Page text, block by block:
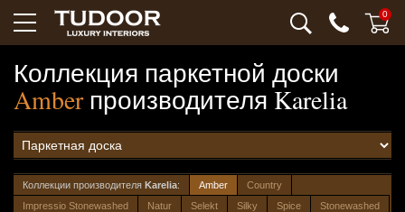
0
Коллекция паркетной доски
AmberпроизводителяKarelia
Коллекции производителя Karelia: Amber
Country
Impressio Stonewashed
Natur Selekt Silky Spice
Stonewashed